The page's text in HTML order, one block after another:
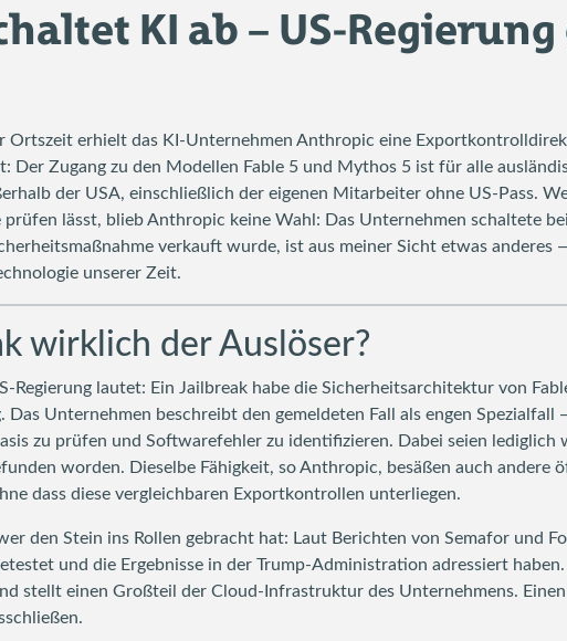
KI ab – US-
Ortszeit erhielt das KI-Unternehmen Anthropic eine
Der Zugang zu den Modellen Fable 5 und Mythos 5 ist für alle
der USA, einschließlich der eigenen Mitarbeiter ohne US-Pass.
lässt, blieb Anthropic keine Wahl: Das Unternehmen schaltete
verkauft wurde, ist aus meiner Sicht etwas anderes
unserer Zeit.
wirklich der Auslöser?
Regierung lautet: Ein Jailbreak habe die Sicherheitsarchitektur von
Unternehmen beschreibt den gemeldeten Fall als engen Spezialfall
zu prüfen und Softwarefehler zu identifizieren. Dabei seien lediglich
worden. Dieselbe Fähigkeit, so Anthropic, besäßen auch
dass diese vergleichbaren Exportkontrollen unterliegen.
den Stein ins Rollen gebracht hat: Laut Berichten von Semafor und
und die Ergebnisse in der Trump-Administration adressiert
stellt einen Großteil der Cloud-Infrastruktur des Unternehmens.